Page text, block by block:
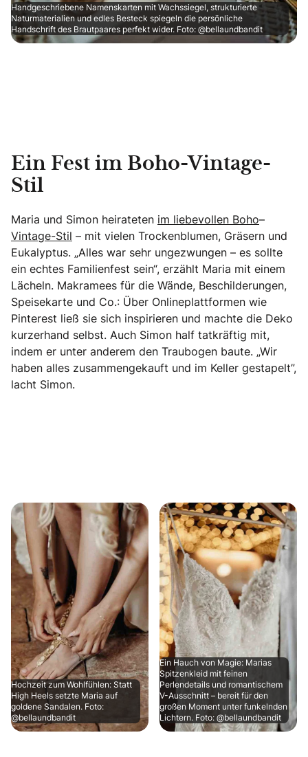
Handgeschriebene Namenskarten mit Wachssiegel, strukturierte
Naturmaterialien und edles Besteck spiegeln die persönliche
Handschrift des Brautpaares perfekt wider. Foto: @bellaundbandit
Ein Fest im Boho-Vintage-
Stil
Maria und Simon heirateten im liebevollen Boho–
Vintage-Stil – mit vielen Trockenblumen, Gräsern und
Eukalyptus. „Alles war sehr ungezwungen – es sollte
ein echtes Familienfest sein“, erzählt Maria mit einem
Lächeln. Makramees für die Wände, Beschilderungen,
Speisekarte und Co.: Über Onlineplattformen wie
Pinterest ließ sie sich inspirieren und machte die Deko
kurzerhand selbst. Auch Simon half tatkräftig mit,
indem er unter anderem den Traubogen baute. „Wir
haben alles zusammengekauft und im Keller gestapelt”,
lacht Simon.
Hochzeit zum Wohlfühlen: Statt
High Heels setzte Maria auf
goldene Sandalen. Foto:
@bellaundbandit
Ein Hauch von Magie: Marias
Spitzenkleid mit feinen
Perlendetails und romantischem
V-Ausschnitt – bereit für den
großen Moment unter funkelnden
Lichtern. Foto: @bellaundbandit